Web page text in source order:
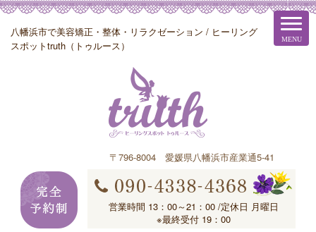
八幡浜市で美容矯正・整体・リラクゼーション / ヒーリング
スポットtruth（トゥルース）
〒796-8004 愛媛県八幡浜市産業通5-41
営業時間 13：00～21：00 /定休日 月曜日
※最終受付 19：00